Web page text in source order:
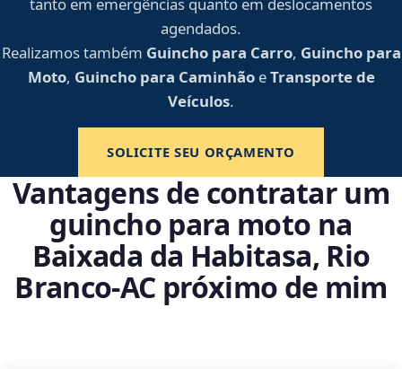
tanto em emergências quanto em deslocamentos
agendados.
Realizamos também Guincho para Carro, Guincho para
Moto, Guincho para CaminhãoeTransporte de
Veículos.
SOLICITE SEU ORÇAMENTO
Vantagens de contratar um
guincho para moto na
Baixada da Habitasa, Rio
Branco‑AC próximo de mim